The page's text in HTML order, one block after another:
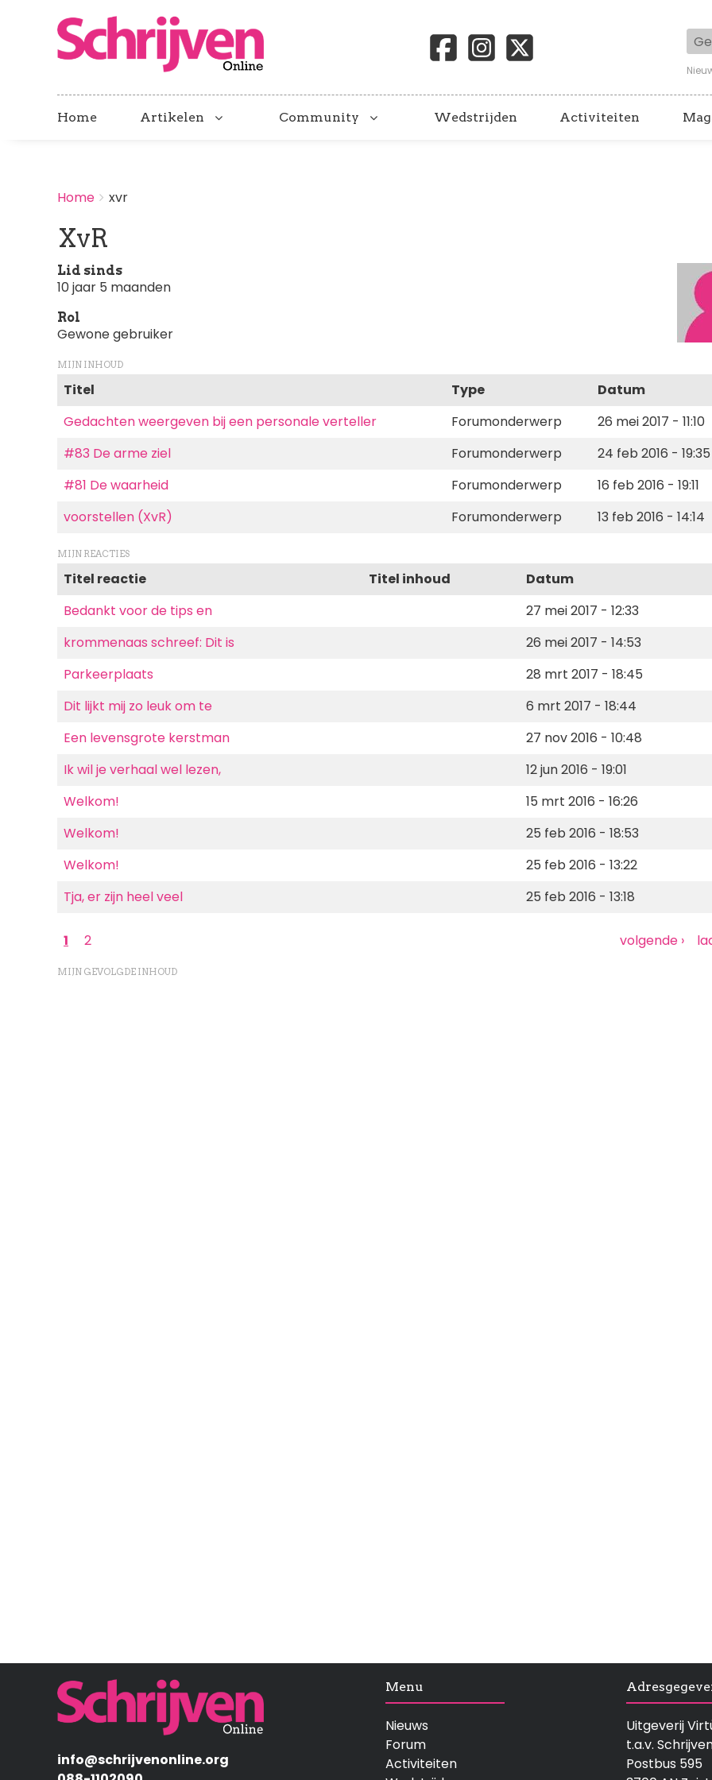
Home Artikelen Community Wedstrijden Activiteiten
BREADCRUMBS
You
here:
Home xvr
XvR
Lid sinds
10 jaar 5 maanden
Rol
Gewone gebruiker
MIJN INHOUD
Titel Type
Datum
Gedachten weergeven bij een personale verteller
Forumonderwerp
26 mei 2017 - 11:10
#83 De arme ziel
Forumonderwerp
24 feb 2016 - 19:35
#81 De waarheid
Forumonderwerp
16 feb 2016 - 19:11
voorstellen (XvR)
Forumonderwerp 13 feb 2016 - 14:14
MIJN REACTIES
Titel reactie Titel inhoud
Datum
Bedankt voor de tips en
27 mei 2017 - 12:33
krommenaas schreef: Dit is
26 mei 2017 - 14:53
Parkeerplaats
28 mrt 2017 - 18:45
Dit lijkt mij zo leuk om te
6 mrt 2017 - 18:44
Een levensgrote kerstman
27 nov 2016 - 10:48
Ik wil je verhaal wel lezen,
12 jun 2016 - 19:01
Welkom!
15 mrt 2016 - 16:26
Welkom!
25 feb 2016 - 18:53
Welkom!
25 feb 2016 - 13:22
Tja, er zijn heel veel
25 feb 2016 - 13:18
Paginering
Huidige
1 Page
2
Volgende
volgende ›
MIJN GEVOLGDE INHOUD
Afbeelding
info@schrijvenonline.org
Menu
Nieuws
Forum
Activiteiten
Uitgeverij
t.a.v.
Postbus 595